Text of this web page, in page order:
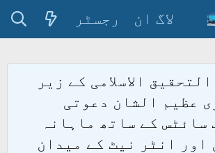
لاگ ان رجسٹر
الاسلامی کے زیر
عظیم الشان دعوتی
سائٹس کے ساتھ ماہانہ
اور انٹر نیٹ کے میدان